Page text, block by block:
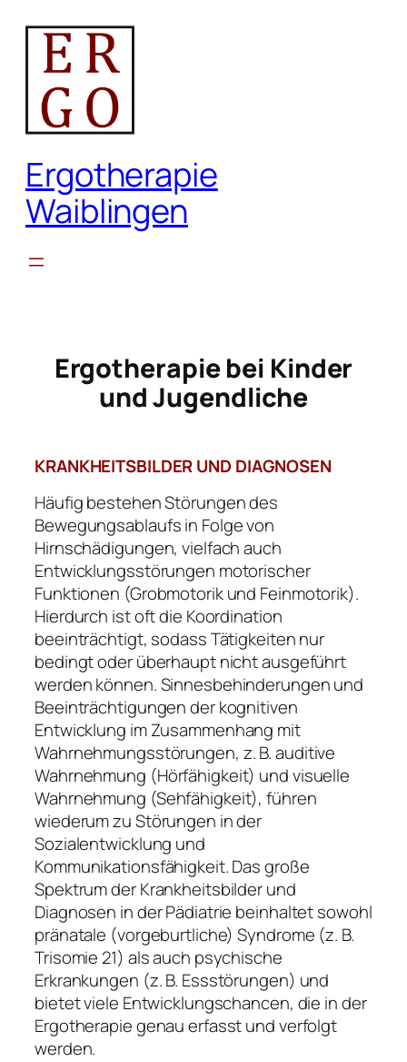
Inhalt
springen
Ergotherapie
Waiblingen
Ergotherapie bei Kinder
und Jugendliche
KRANKHEITSBILDER UND DIAGNOSEN
Häufig bestehen Störungen des
Bewegungsablaufs in Folge von
Hirnschädigungen, vielfach auch
Entwicklungsstörungen motorischer
Funktionen (Grobmotorik und Feinmotorik).
Hierdurch ist oft die Koordination
beeinträchtigt, sodass Tätigkeiten nur
bedingt oder überhaupt nicht ausgeführt
werden können. Sinnesbehinderungen und
Beeinträchtigungen der kognitiven
Entwicklung im Zusammenhang mit
Wahrnehmungsstörungen, z. B. auditive
Wahrnehmung (Hörfähigkeit) und visuelle
Wahrnehmung (Sehfähigkeit), führen
wiederum zu Störungen in der
Sozialentwicklung und
Kommunikationsfähigkeit. Das große
Spektrum der Krankheitsbilder und
Diagnosen in der Pädiatrie beinhaltet sowohl
pränatale (vorgeburtliche) Syndrome (z. B.
Trisomie 21) als auch psychische
Erkrankungen (z. B. Essstörungen) und
bietet viele Entwicklungschancen, die in der
Ergotherapie genau erfasst und verfolgt
werden.